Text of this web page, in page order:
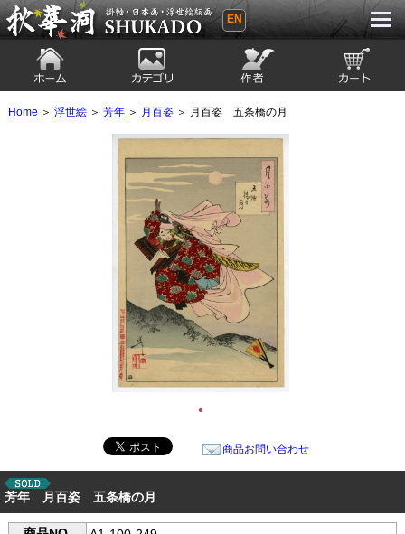
秋華洞 SHUKADO 掛軸・日本画・浮世
EN
Home ＞ 浮世絵＞ 芳年＞ 月百姿＞ 月百姿 五条橋の月
●
商品お問い合わせ
芳年 月百姿 五条橋の月